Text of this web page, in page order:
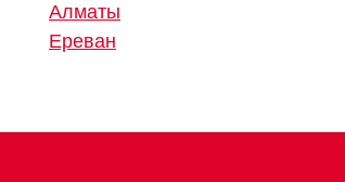
Алматы
Ереван